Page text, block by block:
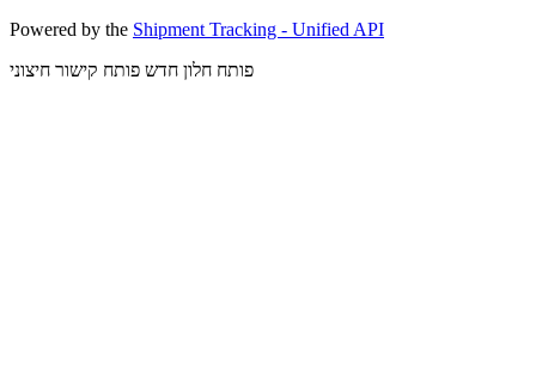
Powered by the Shipment Tracking - Unified API
פותח חלון חדש פותח קישור חיצוני